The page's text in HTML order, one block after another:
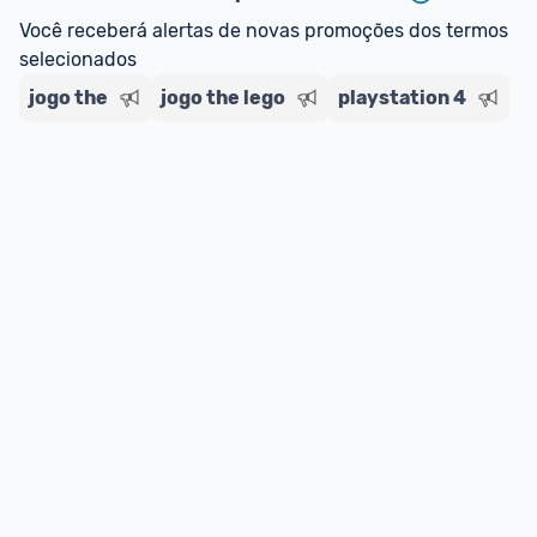
Entrega Expressa: A partir de 2 dias úteis.*
*Confira aqui
Você receberá alertas de novas promoções dos termos
selecionados
jogo the
jogo the lego playstation 4